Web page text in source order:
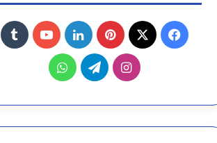
فيسبوك
‫X بينتيريستلينكدإن‫YouTube
‏Tumblr
انستقرامتيلقرامواتساب